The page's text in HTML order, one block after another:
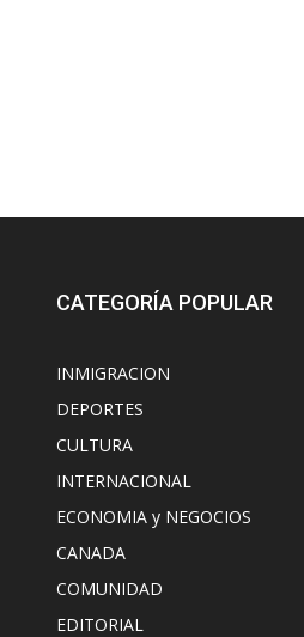
CATEGORÍA POPULAR
INMIGRACION
DEPORTES
CULTURA
INTERNACIONAL
ECONOMIA y NEGOCIOS
CANADA
COMUNIDAD
EDITORIAL